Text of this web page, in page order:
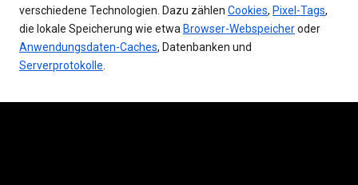
verschiedene Technologien. Dazu zählen Cookies, Pixel-Tags,
die lokale Speicherung wie etwa Browser-Webspeicheroder
Anwendungsdaten-Caches, Datenbanken und
Serverprotokolle